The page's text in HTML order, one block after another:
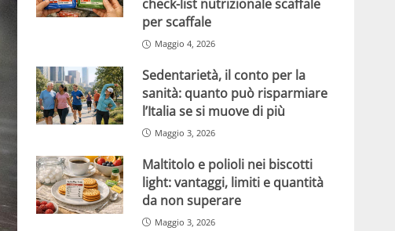
check-list nutrizionale scaffale
per scaffale
Maggio 4, 2026
Sedentarietà, il conto per la
sanità: quanto può risparmiare
l’Italia se si muove di più
Maggio 3, 2026
Maltitolo e polioli nei biscotti
light: vantaggi, limiti e quantità
da non superare
Maggio 3, 2026